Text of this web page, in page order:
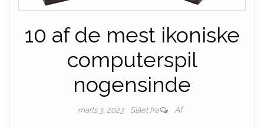
10 af de mest ikoniske
computerspil
nogensinde
marts 3, 2023 Slået fra Af